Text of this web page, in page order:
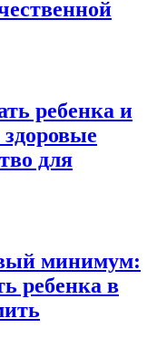
ребенка и
для
минимум:
ребенка в